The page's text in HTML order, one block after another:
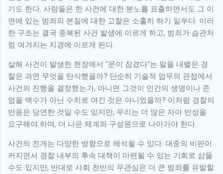
기도 한다. 사람들은 한 사건에 대한 분노를 표출하면서도 그 이
면에 있는 범죄의 본질에 대한 고찰은 소홀히 하기 일쑤다. 이러
한 구조는 결국 중복된 사건 발생에 이르게 하고, 범죄가 습관처
럼 여겨지는 지경에 이르게 된다.
살해 사건이 발생한 현장에서 "문이 잠겼다"는 말을 내뱉은 경
찰은 과연 무엇을 탄식했을까? 단순히 기술적 업무의 관점에서
사건의 진행을 결정했는가, 아니면 그것이 인간의 생명이나 존
엄을 액수가 아닌 수치로 여긴 것은 아니었을까? 이처럼 경찰의
반응은 당연한 것일 수도 있지만, 우리는 더 많은 자아 반성을
요구해야 하며, 더 나은 체계와 구성원으로 나아가야 한다.
사건의 전개는 다양한 방향으로 해석될 수 있다. 대중의 비판이
커지면서 경찰 내부의 후속 대책이 마련될 수 있는 기회로 삼을
수도 있지만, 반대로 사회 전반의 무관심은 더 큰 범죄를 유발할